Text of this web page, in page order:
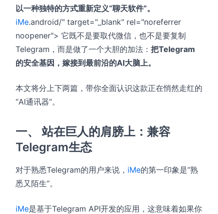
以一种独特的方式重新定义“聊天软件”。
iMe.android/" target="_blank" rel="noreferrer
noopener"> 它既不是要取代微信，也不是要复制
Telegram，而是做了一个大胆的加法： 把Telegram
的安全基因，嫁接到最前沿的AI大脑上。
本文将分上下两篇，带你全面认识这款正在悄然走红的
“AI通讯器”。
一、 站在巨人的肩膀上：兼容
Telegram生态
对于熟悉Telegram的用户来说， iMe的第一印象是“熟
悉又陌生”。
iMe是基于Telegram API开发的应用，这意味着如果你